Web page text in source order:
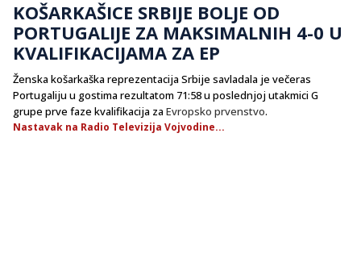
KOŠARKAŠICE SRBIJE BOLJE OD
PORTUGALIJE ZA MAKSIMALNIH 4-0 U
KVALIFIKACIJAMA ZA EP
Ženska košarkaška reprezentacija Srbije savladala je večeras
Portugaliju u gostima rezultatom 71:58 u poslednjoj utakmici G
grupe prve faze kvalifikacija za Evropsko prvenstvo.
Nastavak na Radio Televizija Vojvodine...